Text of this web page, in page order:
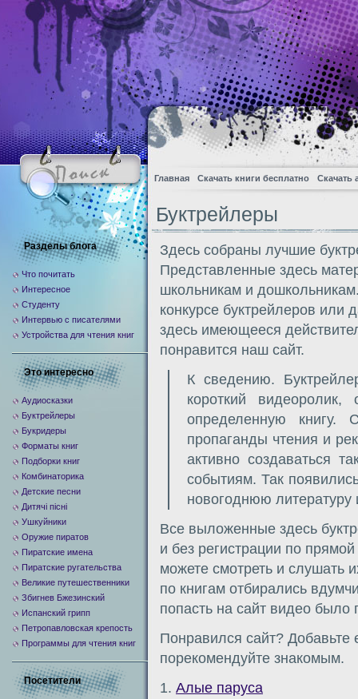
Главная Скачать книги бесплатно Скачать
Буктрейлеры
Здесь собраны лучшие
Представленные здесь
школьникам и
конкурсе буктрейлеров или
здесь имеющееся
понравится наш сайт.
К сведению.
короткий
определенную книгу.
пропаганды чтения и
активно создаваться
событиям. Так
новогоднюю литературу
Все выложенные здесь
и без регистрации по
можете смотреть и слушать
по книгам отбирались
попасть на сайт видео
Понравился сайт? Добавьте
порекомендуйте знакомым.
1. Алые паруса
Разделы блога
Что почитать
Интересное
Студенту
Интервью с писателями
Устройства для чтения книг
Это интересно
Аудиосказки
Буктрейлеры
Букридеры
Форматы книг
Подборки книг
Комбинаторика
Детские песни
Дитячі пісні
Ушкуйники
Оружие пиратов
Пиратские имена
Пиратские ругательства
Великие путешественники
Збигнев Бжезинский
Испанский грипп
Петропавловская крепость
Программы для чтения книг
Посетители